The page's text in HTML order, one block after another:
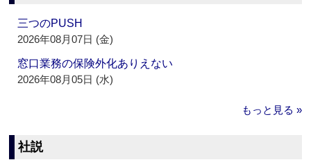
三つのPUSH
2026年08月07日 (金)
窓口業務の保険外化ありえない
2026年08月05日 (水)
もっと見る »
社説